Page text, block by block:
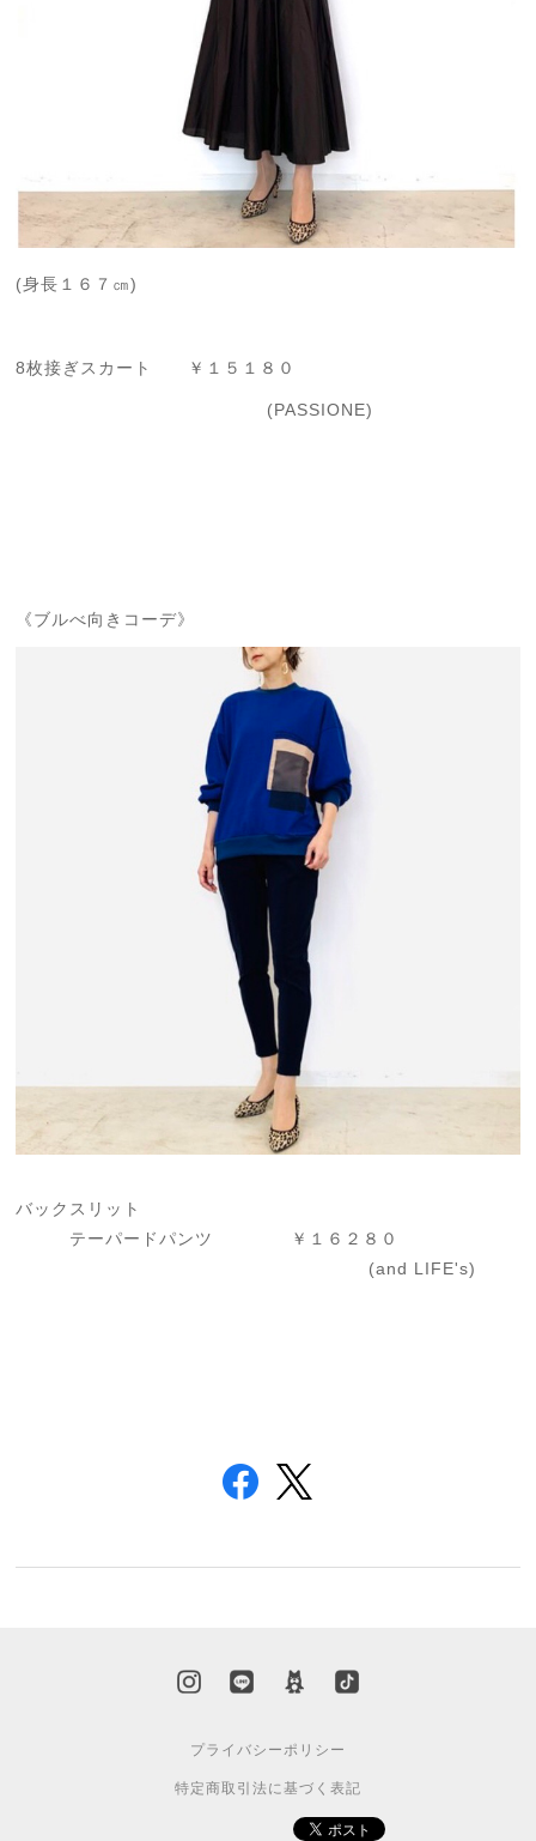
(身長１６７㎝)
8枚接ぎスカート ￥１５１８０
(PASSIONE)
《ブルべ向きコーデ》
バックスリット
テーパードパンツ ￥１６２８０
(and LIFE's)
プライバシーポリシー
特定商取引法に基づく表記